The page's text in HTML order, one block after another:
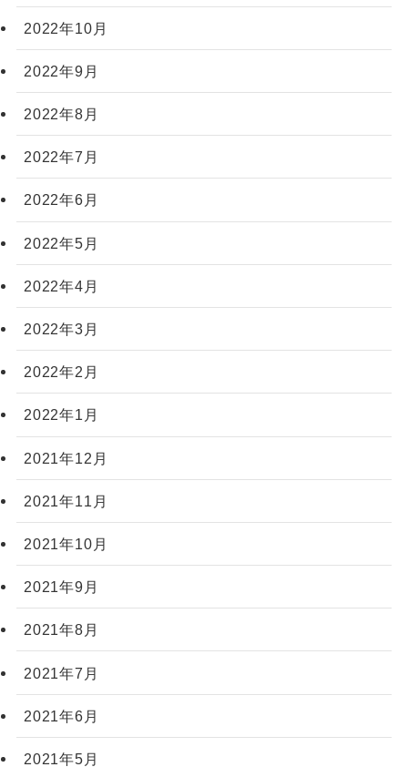
2022年10月
2022年9月
2022年8月
2022年7月
2022年6月
2022年5月
2022年4月
2022年3月
2022年2月
2022年1月
2021年12月
2021年11月
2021年10月
2021年9月
2021年8月
2021年7月
2021年6月
2021年5月